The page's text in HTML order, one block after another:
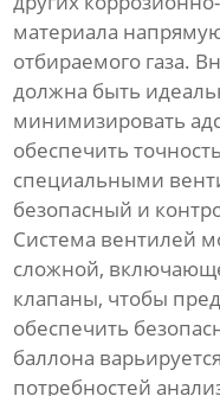
материала
отбираемого газа.
должна быть
минимизировать
обеспечить
специальными
безопасный и
Система вентилей
сложной,
клапаны, чтобы
обеспечить
баллона
потребностей